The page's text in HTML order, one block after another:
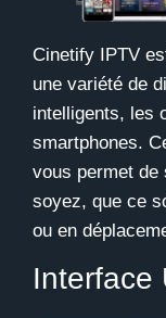
Cinetify IPTV
une variété de
intelligents, les
smartphones.
vous permet de
soyez, que ce
ou en
Interface